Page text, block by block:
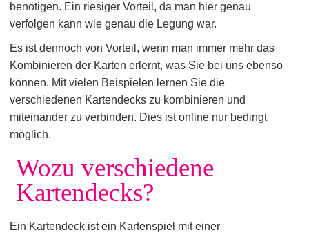
benötigen. Ein riesiger Vorteil, da man hier genau
verfolgen kann wie genau die Legung war.
Es ist dennoch von Vorteil, wenn man immer mehr das
Kombinieren der Karten erlernt, was Sie bei uns ebenso
können. Mit vielen Beispielen lernen Sie die
verschiedenen Kartendecks zu kombinieren und
miteinander zu verbinden. Dies ist online nur bedingt
möglich.
Wozu verschiedene
Kartendecks?
Ein Kartendeck ist ein Kartenspiel mit einer